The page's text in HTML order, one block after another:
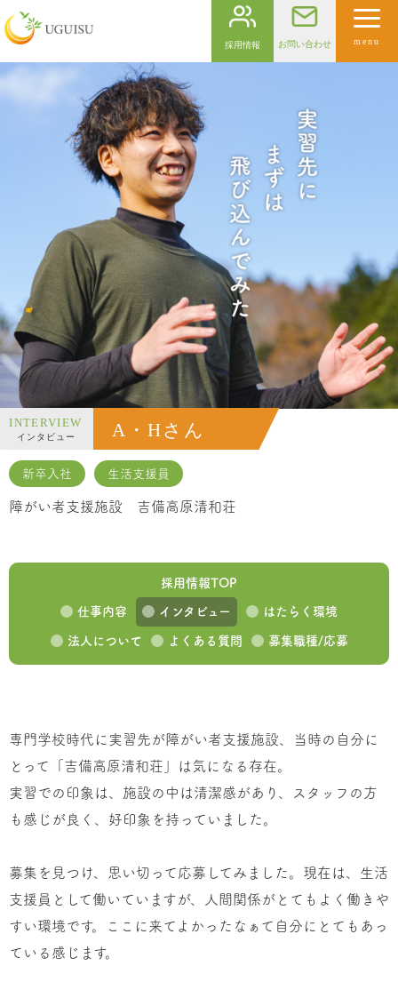
採用情報 お問い合わせ menu
新卒入社 生活支援員
障がい者支援施設 吉備高原清和荘
採用情報TOP
仕事内容 インタビュー はたらく環境
法人について よくある質問 募集職種/応募
専門学校時代に実習先が障がい者支援施設、当時の自分に
とって「吉備高原清和荘」は気になる存在。
実習での印象は、施設の中は清潔感があり、スタッフの方
も感じが良く、好印象を持っていました。
募集を見つけ、思い切って応募してみました。現在は、生活
支援員として働いていますが、人間関係がとてもよく働きや
すい環境です。ここに来てよかったなぁて自分にとてもあっ
ている感じます。